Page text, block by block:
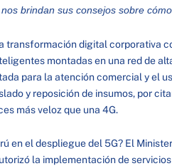
brindan sus consejos sobre
transformación digital corporativa
montadas en una red de
para la atención comercial y el
y reposición de insumos, por
más veloz que una 4G.
en el despliegue del 5G? El
la implementación de